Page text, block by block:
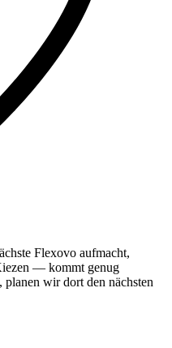
Flexovo aufmacht,
— kommt genug
planen wir dort den nächsten